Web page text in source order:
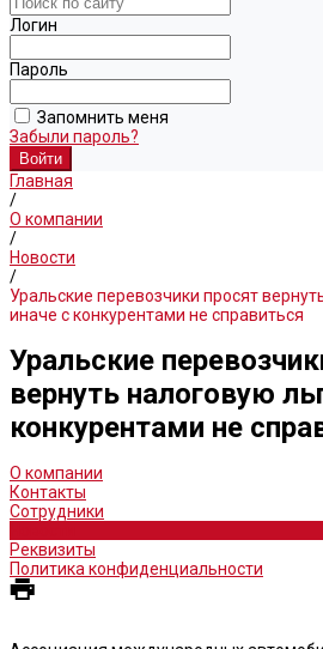
Логин
Пароль
Запомнить меня
Забыли пароль?
Главная
/
О компании
/
Новости
/
Уральские перевозчики просят
иначе с конкурентами не справиться
Уральские
вернуть налоговую
конкурентами не
О компании
Контакты
Сотрудники
Реквизиты
Политика конфиденциальности